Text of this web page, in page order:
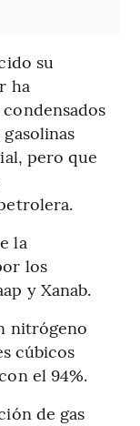
su
ha
pero que
la
los
y Xanab.
nitrógeno
cúbicos
el 94%.
de gas